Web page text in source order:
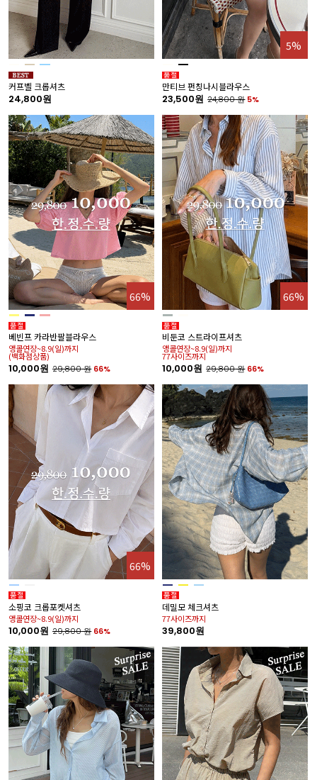
커프벨 크롭셔츠
24,800원
5%
만티브 펀칭나시블라우스
23,500원 24,800원 5%
66%
베빈프 카라반팔블라우스
앵콜연장~8.9(일)까지
(백화점상품)
10,000원 29,800원 66%
66%
비둔코 스트라이프셔츠
앵콜연장~8.9(일)까지
77사이즈까지
10,000원 29,800원 66%
66%
소핑코 크롭포켓셔츠
앵콜연장~8.9(일)까지
10,000원 29,800원 66%
데밀모 체크셔츠
77사이즈까지
39,800원